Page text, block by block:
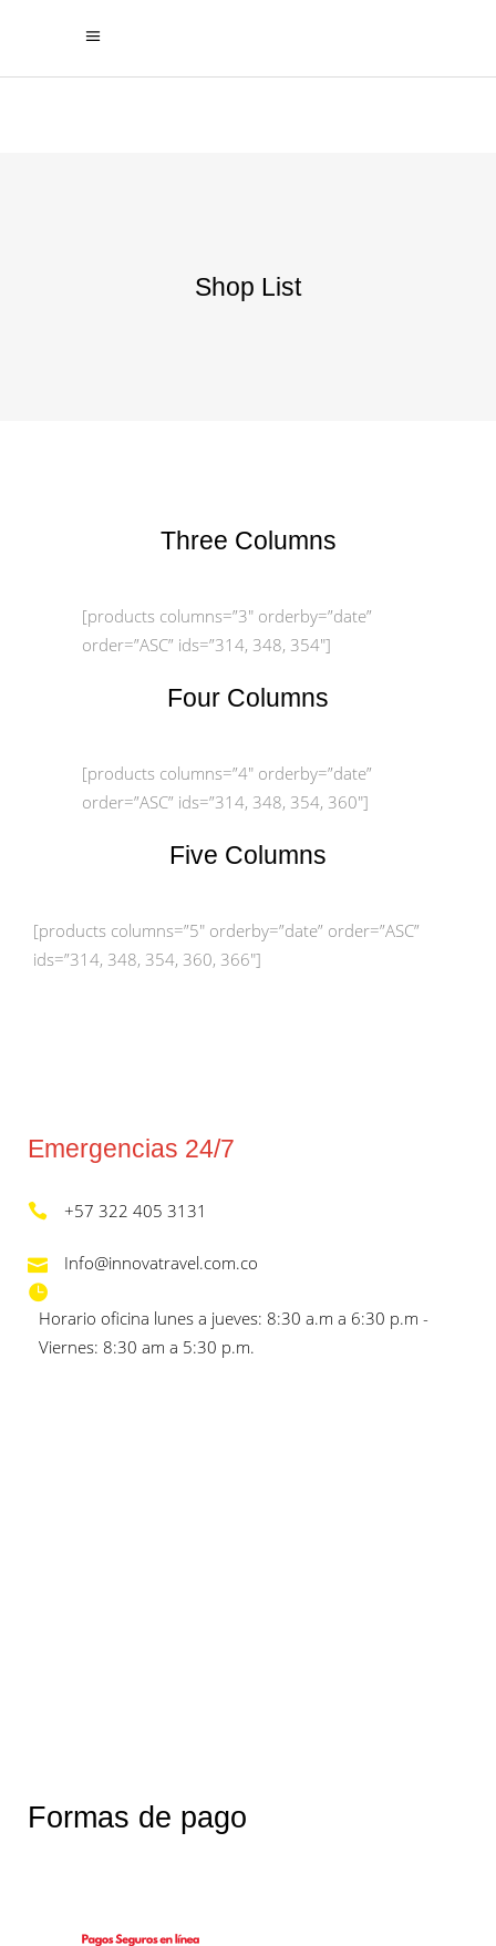
Shop List
Three Columns
[products columns=”3″ orderby=”date”
order=”ASC” ids=”314, 348, 354″]
Four Columns
[products columns=”4″ orderby=”date”
order=”ASC” ids=”314, 348, 354, 360″]
Five Columns
[products columns=”5″ orderby=”date” order=”ASC”
ids=”314, 348, 354, 360, 366″]
Emergencias 24/7
+57 322 405 3131
Info@innovatravel.com.co
Horario oficina lunes a jueves: 8:30 a.m a 6:30 p.m -
Viernes: 8:30 am a 5:30 p.m.
Formas de pago